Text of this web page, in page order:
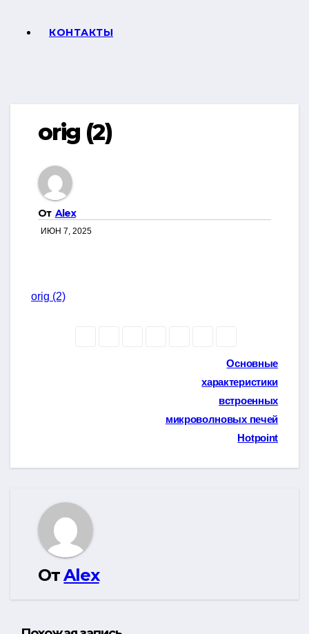
КОНТАКТЫ
orig (2)
От Alex
ИЮН 7, 2025
orig (2)
Основные
характеристики
встроенных
микроволновых печей
Hotpoint
ОтAlex